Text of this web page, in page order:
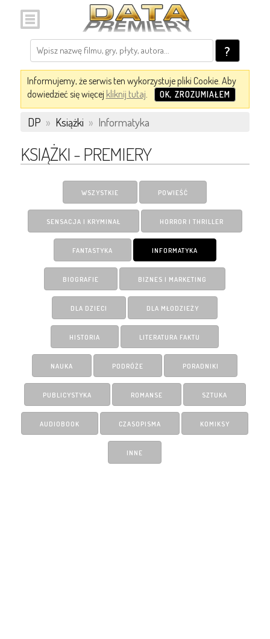
?
Informujemy, że serwis ten wykorzystuje pliki Cookie. Aby
dowiedzieć się więcej kliknij tutaj. OK, ZROZUMIAŁEM
DP » Książki » Informatyka
KSIĄŻKI - PREMIERY
WSZYSTKIE POWIEŚĆ
SENSACJA I KRYMINAŁ HORROR I THRILLER
FANTASTYKA INFORMATYKA
BIOGRAFIE BIZNES I MARKETING
DLA DZIECI DLA MŁODZIEŻY
HISTORIA LITERATURA FAKTU
NAUKA PODRÓŻE PORADNIKI
PUBLICYSTYKA ROMANSE SZTUKA
AUDIOBOOK CZASOPISMA KOMIKSY
INNE